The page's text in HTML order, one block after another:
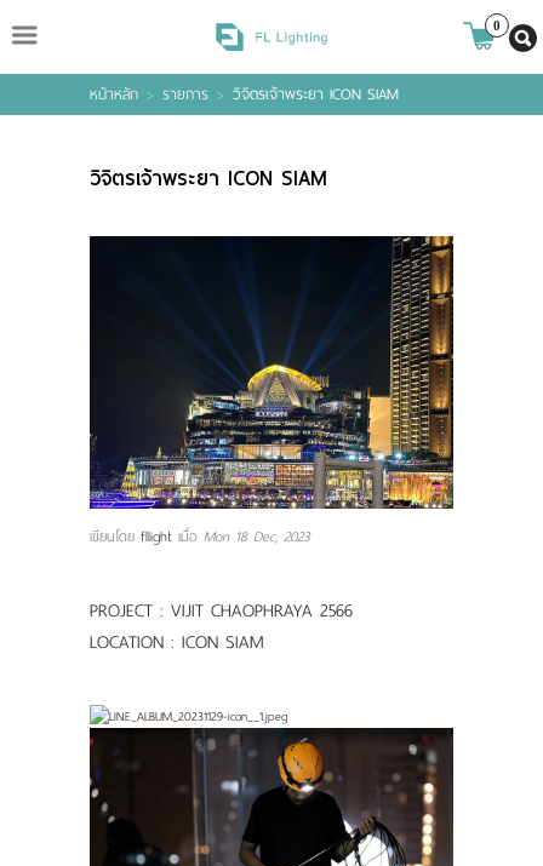
ไทย |ENGLISH
Login Register
Wishlist ( 0 )
แบรนด์
เกี่ยวกับเรา
ดาวน์โหลดแคตตาล็อค
ขอใบเสนอราคา
ขั้นตอนการสั่งซื้อ
แจ้งชำระเงิน
0
หน้าหลัก > รายการ > วิจิตรเจ้าพระยา ICON SIAM
วิจิตรเจ้าพระยา ICON SIAM
เขียนโดย fllight เมื่อ Mon 18 Dec, 2023
PROJECT : VIJIT CHAOPHRAYA 2566
LOCATION : ICON SIAM